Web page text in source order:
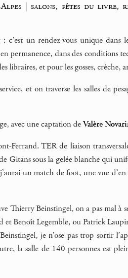
|salons, fêtes du livre,
c’est un rendez-vous unique
permanence, dans des conditions
libraires, et pour les gosses, crèche,
et on traverse les salles de
avec une captation deValère
Ferrand. TER de liaison
Gitans sous la gelée blanche qui
un match de foot, une vue
Thierry Beinstingel, on a pas mal à
Benoît Legemble, ou Patrick
je n’ose pas trop sortir
la salle de 140 personnes est